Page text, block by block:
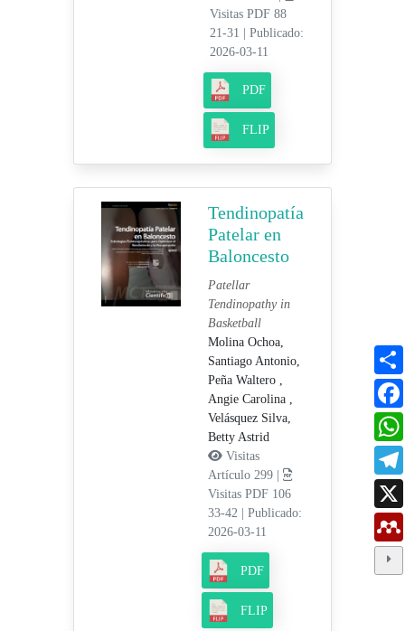
Visitas PDF 88
21-31 | Publicado:
2026-03-11
PDF
FLIP
Tendinopatía
Patelar en
Baloncesto
Patellar
Tendinopathy in
Basketball
Molina Ochoa,
Santiago Antonio,
Peña Waltero ,
Angie Carolina ,
Velásquez Silva,
Betty Astrid
Visitas
Artículo 299 |
Visitas PDF 106
33-42
Publicado:
2026-03-11
PDF
FLIP